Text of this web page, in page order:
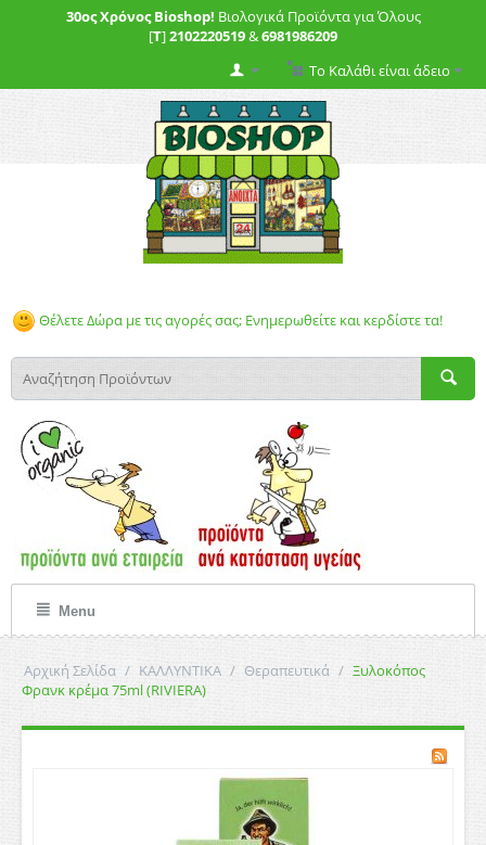
30ος Χρόνος Bioshop! Βιολογικά Προϊόντα για Όλους
[T]2102220519&6981986209
Το Καλάθι είναι άδειο
Θέλετε Δώρα με τις αγορές σας; Ενημερωθείτε και κερδίστε τα!
Menu
Αρχική Σελίδα / ΚΑΛΛΥΝΤΙΚΑ / Θεραπευτικά / Ξυλοκόπος
Φρανκ κρέμα 75ml (RIVIERA)